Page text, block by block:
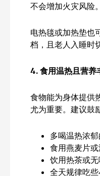
不会增加火灾风险。
电热毯或加热垫也
档，且老人入睡时
4. 食用温热且营养
食物能为身体提供
尤为重要。建议鼓
多喝温热浓郁
食用燕麦片或
饮用热茶或无
全天规律吃些